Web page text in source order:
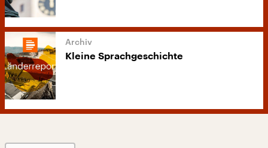
Kleine Sprachgeschichte